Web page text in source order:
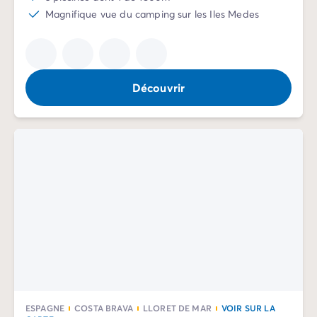
Camping Rhône-Alpes
Camping Haute-Savoie
Camping Annecy
Camping Isère
Camping Costa Dorada
Magnifique vue du camping sur les Iles Medes
Découvrir
ESPAGNE COSTA BRAVA LLORET DE MAR
VOIR SUR LA